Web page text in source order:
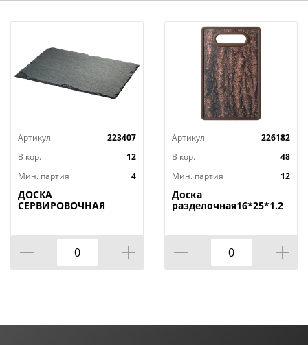
Артикул
223407
В кор.
12
Мин. партия
4
ДОСКА
СЕРВИРОВОЧНАЯ
УПАКОВКИ, КОР=12ШТ.
Артикул
226182
В кор.
48
Мин. партия
12
Доска
разделочная16*25*1.2